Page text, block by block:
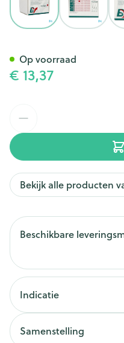
€ 13,37
Op voorraad
Bekijk alle producten
Beschikbare
Indicatie
verstuikingen
verzwikkingen
Samenstelling